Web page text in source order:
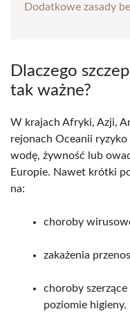
Dodatkowe zasady
Dlaczego
tak ważne?
W krajach Afryki, Azji,
rejonach Oceanii ryzyko
wodę, żywność lub
Europie. Nawet krótki
na:
choroby
zakażenia
choroby
poziomie higieny.